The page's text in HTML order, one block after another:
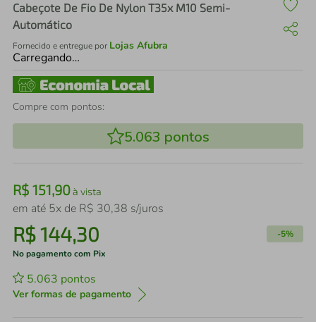
Cabeçote De Fio De Nylon T35x M10 Semi-
Automático
Fornecido e entregue por Lojas Afubra
Carregando…
Compre com pontos:
5.063 pontos
R$ 151,90à vista
em até 5x de R$ 30,38 s/juros
R$144,30 -5%
No pagamento com Pix
5.063 pontos
Ver formas de pagamento